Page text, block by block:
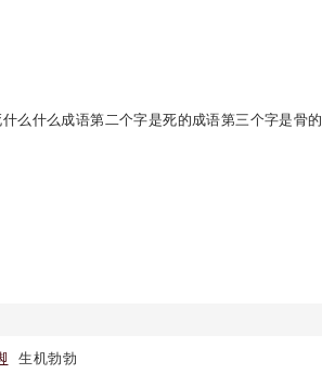
么什么成语第二个字是死的成语第三个字是骨的
生机勃勃